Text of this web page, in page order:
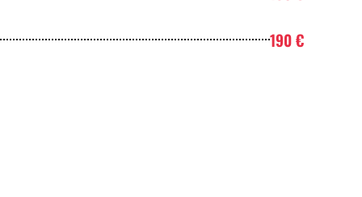
190 €